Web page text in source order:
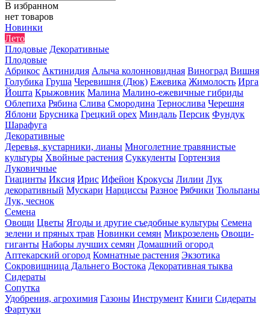
В избранном
нет товаров
Новинки
Лето
Плодовые Декоративные
Плодовые
Абрикос Актинидия Алыча колонновидная Виноград Вишня
Голубика Груша Черевишня (Дюк) Ежевика Жимолость Ирга
Йошта Крыжовник Малина Малино-ежевичные гибриды
Облепиха Рябина Слива Смородина Тернослива Черешня
Яблони Брусника Грецкий орех Миндаль Персик Фундук
Шарафуга
Декоративные
Деревья, кустарники, лианы Многолетние травянистые
культуры Хвойные растения Суккуленты Гортензия
Луковичные
Гиацинты Иксия Ирис Ифейон Крокусы Лилии Лук
декоративный Мускари Нарциссы Разное Рябчики Тюльпаны
Лук, чеснок
Семена
Овощи Цветы Ягоды и другие съедобные культуры Семена
зелени и пряных трав Новинки семян Микрозелень Овощи-
гиганты Наборы лучших семян Домашний огород
Аптекарский огород Комнатные растения Экзотика
Сокровищница Дальнего Востока Декоративная тыква
Сидераты
Сопутка
Удобрения, агрохимия Газоны Инструмент Книги Сидераты
Фартуки